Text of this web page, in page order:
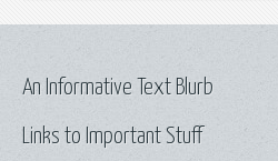
Links to Important Stuff
An Informative Text Blurb